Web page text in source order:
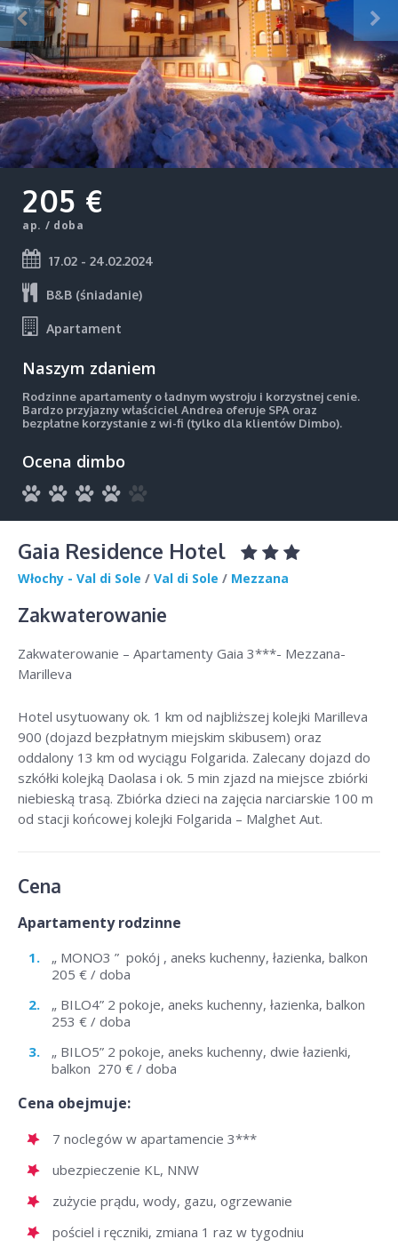
205 €
ap. / doba
17.02 - 24.02.2024
B&B (śniadanie)
Apartament
Naszym zdaniem
Rodzinne apartamenty o ładnym wystroju i korzystnej cenie.
Bardzo przyjazny właściciel Andrea oferuje SPA oraz
bezpłatne korzystanie z wi-fi (tylko dla klientów Dimbo).
Ocena dimbo
Gaia Residence Hotel
Włochy - Val di Sole / Val di Sole / Mezzana
Zakwaterowanie
Zakwaterowanie – Apartamenty Gaia 3***- Mezzana-
Marilleva
Hotel usytuowany ok. 1 km od najbliższej kolejki Marilleva
900 (dojazd bezpłatnym miejskim skibusem) oraz
oddalony 13 km od wyciągu Folgarida. Zalecany dojazd do
szkółki kolejką Daolasa i ok. 5 min zjazd na miejsce zbiórki
niebieską trasą. Zbiórka dzieci na zajęcia narciarskie 100 m
od stacji końcowej kolejki Folgarida – Malghet Aut.
Cena
Apartamenty rodzinne
„ MONO3 ” pokój , aneks kuchenny, łazienka, balkon
205 € / doba
„ BILO4” 2 pokoje, aneks kuchenny, łazienka, balkon
253 € / doba
„ BILO5” 2 pokoje, aneks kuchenny, dwie łazienki,
balkon 270 € / doba
Cena obejmuje:
7 noclegów w apartamencie 3***
ubezpieczenie KL, NNW
zużycie prądu, wody, gazu, ogrzewanie
pościel i ręczniki, zmiana 1 raz w tygodniu